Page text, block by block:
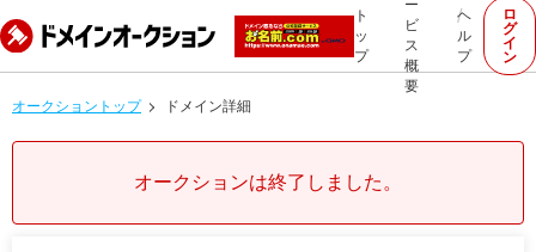
ト
ッ
プ
ー
ビ
ス
概
要
ヘ
ル
プ
ロ
グ
イ
ン
オークショントップ ドメイン詳細
オークションは終了しました。